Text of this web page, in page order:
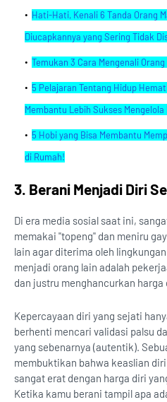
Hati-Hati, Kenali 6 Tanda Orang
Diucapkannya yang Sering Tidak
Temukan 3 Cara Mengenali
5 Pelajaran Tentang Hidup
Membantu Lebih Sukses Mengelola
5 Hobi yang Bisa Membantu
di Rumah!
3. Berani Menjadi Diri
Di era media sosial saat ini,
memakai "topeng" dan meniru
lain agar diterima oleh
menjadi orang lain adalah
dan justru menghancurkan harga
Kepercayaan diri yang sejati
berhenti mencari validasi palsu
yang sebenarnya (autentik).
membuktikan bahwa keaslian diri
sangat erat dengan harga diri
Ketika kamu berani tampil apa